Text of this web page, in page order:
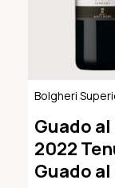
Bolgheri
Guado al
2022
Guado al